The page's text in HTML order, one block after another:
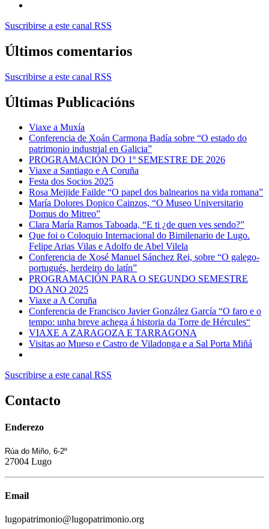
Suscribirse a este canal RSS
Últimos comentarios
Suscribirse a este canal RSS
Últimas Publicacións
Viaxe a Muxía
Conferencia de Xoán Carmona Badía sobre “O estado do
patrimonio industrial en Galicia”
PROGRAMACIÓN DO 1º SEMESTRE DE 2026
Viaxe a Santiago e A Coruña
Festa dos Socios 2025
Rosa Meijide Failde “O papel dos balnearios na vida romana”
María Dolores Dopico Cainzos, “O Museo Universitario
Domus do Mitreo”
Clara María Ramos Taboada, “E ti ¿de quen ves sendo?”
Que foi o Coloquio Internacional do Bimilenario de Lugo.
Felipe Arias Vilas e Adolfo de Abel Vilela
Conferencia de Xosé Manuel Sánchez Rei, sobre “O galego-
portugués, herdeiro do latín”
PROGRAMACIÓN PARA O SEGUNDO SEMESTRE
DO ANO 2025
Viaxe a A Coruña
Conferencia de Francisco Javier González García “O faro e o
tempo: unha breve achega á historia da Torre de Hércules“
VIAXE A ZARAGOZA E TARRAGONA
Visitas ao Mueso e Castro de Viladonga e a Sal Porta Miñá
Suscribirse a este canal RSS
Contacto
Enderezo
Rúa do Miño, 6-2º
27004 Lugo
Email
lugopatrimonio@lugopatrimonio.org